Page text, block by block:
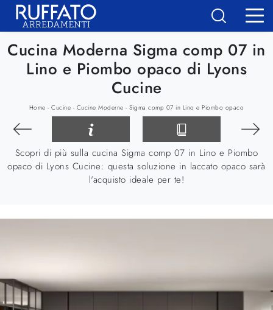
Cucina Moderna Sigma comp 07 in
Lino e Piombo opaco di Lyons
Cucine
Home -Cucine - Cucine Moderne -Sigma comp 07 in Lino e Piombo opaco
Scopri di più sulla cucina Sigma comp 07 in Lino e Piombo
opaco di Lyons Cucine: questa soluzione in laccato opaco sarà
l'acquisto ideale per te!